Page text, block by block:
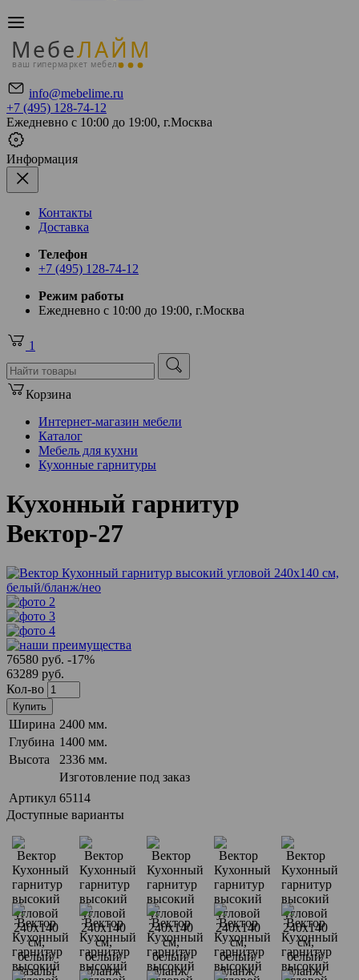
МебеЛАЙМ
ваш гипермаркет мебели
info@mebelime.ru
+7 (495) 128-74-12
Ежедневно с 10:00 до 19:00, г.Москва
Информация
Контакты
Доставка
Телефон
+7 (495) 128-74-12
Режим работы
Ежедневно с 10:00 до 19:00, г.Москва
1
Корзина
Интернет-магазин мебели
Каталог
Мебель для кухни
Кухонные гарнитуры
Кухонный гарнитур
Вектор-27
76580 руб. -17%
63289 руб.
Кол-во
Купить
Ширина 2400 мм.
Глубина 1400 мм.
Высота
2336 мм.
Изготовление под заказ
Артикул 65114
Доступные варианты